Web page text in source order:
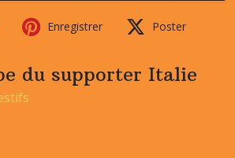
Enregistrer Poster
du supporter Italie